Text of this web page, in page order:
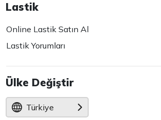
Lastik
Online Lastik Satın Al
Lastik Yorumları
Ülke Değiştir
Türkiye